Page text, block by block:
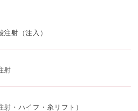
注射（注入）
射
射・ハイフ・糸リフト）